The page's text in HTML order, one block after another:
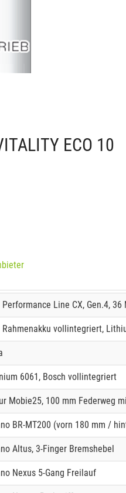
ECO 10
Performance Line CX, Gen.4,
Rahmenakku vollintegriert,
6061, Bosch vollintegriert
Mobie25, 100 mm Federweg
BR-MT200 (vorn 180 mm /
Altus, 3-Finger Bremshebel
Nexus 5-Gang Freilauf